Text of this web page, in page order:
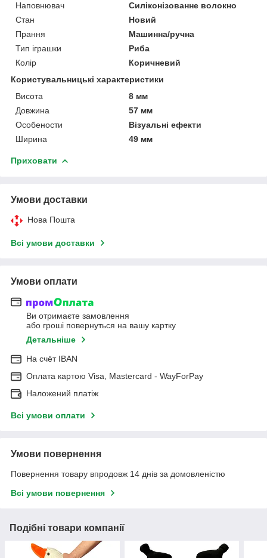
Наповнювач
Силіконізованне волокно
Стан
Новий
Прання
Машинна/ручна
Тип іграшки
Риба
Колір
Коричневий
Користувальницькі характеристики
Висота
8 мм
Довжина
57 мм
Особености
Візуальні ефекти
Ширина
49 мм
Приховати
Умови доставки
Нова Пошта
Всі умови доставки
Умови оплати
Ви отримаєте замовлення
або гроші повернуться на вашу картку
Детальніше
На cчёт IBAN
Оплата картою Visa, Mastercard - WayForPay
Наложений платіж
Всі умови оплати
Умови повернення
Повернення товару впродовж 14 днів за домовленістю
Всі умови повернення
Подібні товари компанії